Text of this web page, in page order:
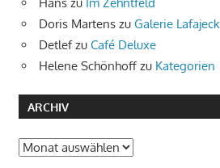
Doris Martens zu Galerie Lafajeck
Detlefzu Café Deluxe
Helene Schönhoff zu Kategorien
ARCHIV
Archiv